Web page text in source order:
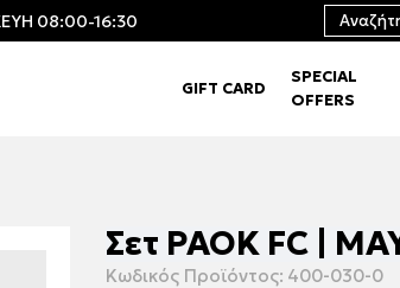
08:00-16:30
GIFT CARD
SPECIAL
OFFERS
Σετ PAOK FC |
Κωδικός Προϊόντος: 400-030-0